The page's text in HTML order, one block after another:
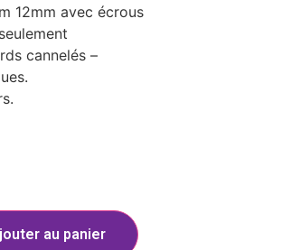
12mm avec écrous
cannelés –
au panier